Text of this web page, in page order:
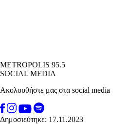
METROPOLIS 95.5
SOCIAL MEDIA
Ακολουθήστε μας στα social media
Δημοσιεύτηκε: 17.11.2023